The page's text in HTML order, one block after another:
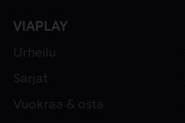
VIAPLAY
Urheilu
Sarjat
Vuokraa & osta